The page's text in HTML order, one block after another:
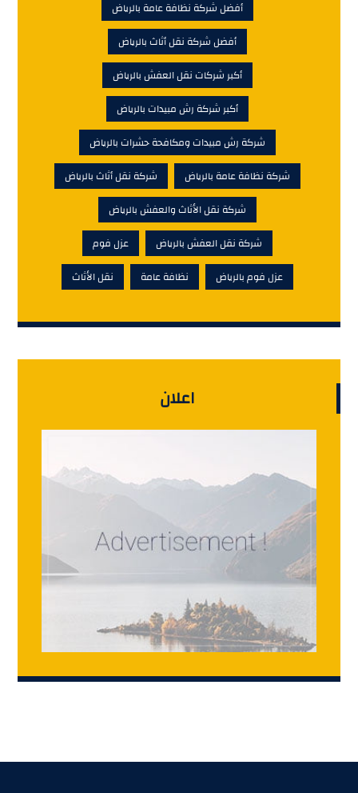
أفضل شركة نظافة عامة بالرياض
أفضل شركة نقل أثاث بالرياض
أكبر شركات نقل العفش بالرياض
أكبر شركة رش مبيدات بالرياض
شركة رش مبيدات ومكافحة حشرات بالرياض
شركة نظافة عامة بالرياض
شركة نقل أثاث بالرياض
شركة نقل الأثاث والعفش بالرياض
شركة نقل العفش بالرياض
عزل فوم
عزل فوم بالرياض
نظافة عامة نقل الأثاث
اعلان